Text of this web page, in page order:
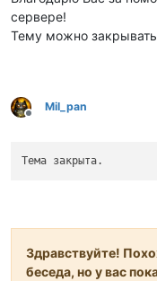
сервере!
Тему можно
Не в сети
Mil_pan
Тема закрыта.
Здравствуйте!
беседа, но у вас